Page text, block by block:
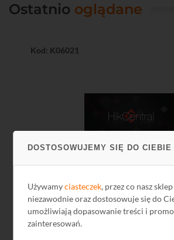
DOSTOSOWUJEMY SIĘ DO CIEBIE
Używamyciasteczek, przez co nasz sklep
niezawodnie oraz dostosowuje się do
umożliwiają dopasowanie treści i
zainteresowań.
Ostatnio oglądane
Kod: K06021
CCTV wraz z licencją podstawową
Professional Hikvision